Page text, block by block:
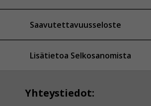
Saavutettavuusseloste
Lisätietoa Selkosanomista
Yhteystiedot: